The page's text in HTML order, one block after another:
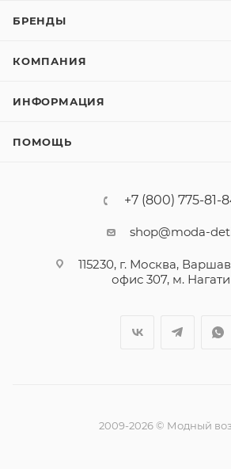
БРЕНДЫ
КОМПАНИЯ
ИНФОРМАЦИЯ
ПОМОЩЬ
+7 (800) 775-81-
shop@moda-
115230, г. Москва,
офис 307, м.
2009-2026 © Модный